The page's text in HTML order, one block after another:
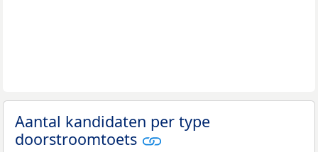
Aantal kandidaten per type
doorstroomtoets